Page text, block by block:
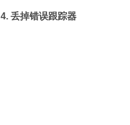
4. 丢掉错误跟踪器